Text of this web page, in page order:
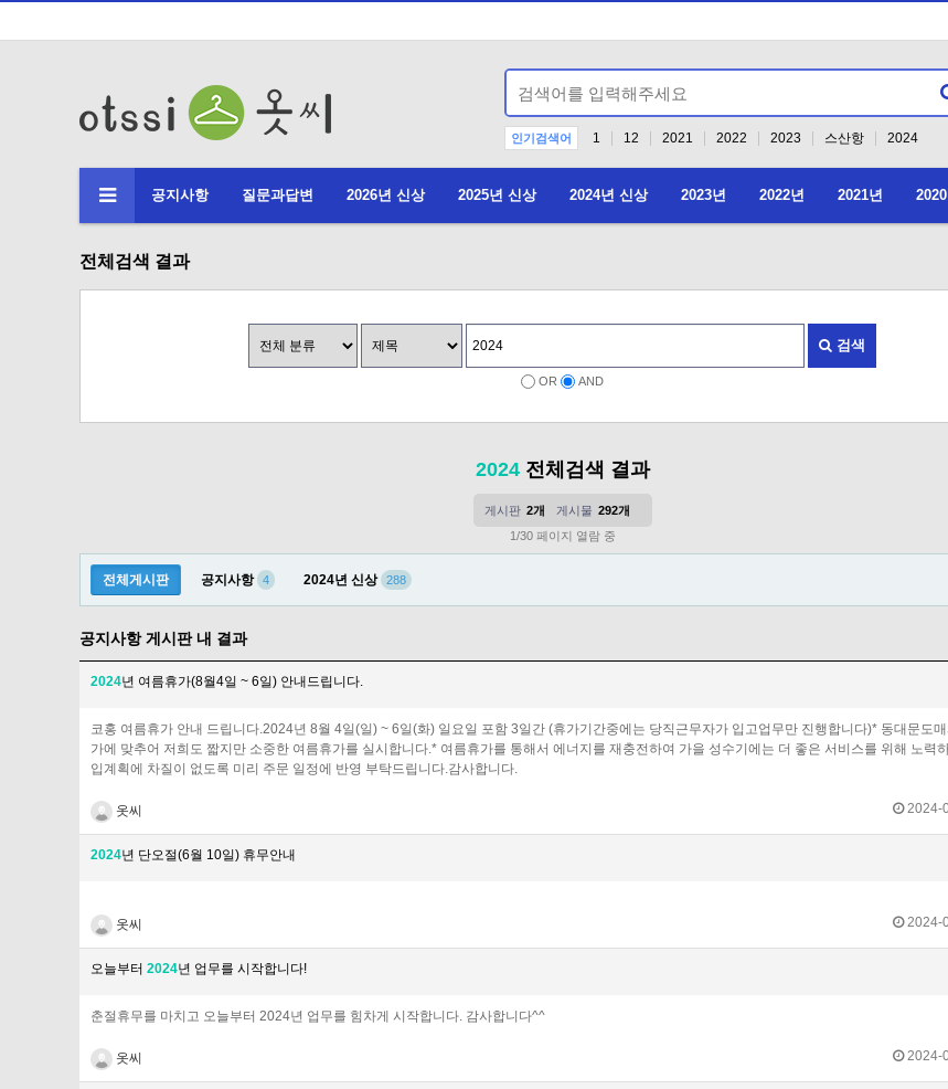
인기검색어 1 12 2021 2022 2023 스산항 2024
공지사항 질문과답변 2026년 신상 2025년 신상 2024년 신상 2023년 2022년 2021년
전체검색 결과
검색
OR AND
2024전체검색 결과
게시판 2개 게시물 292개
1/30 페이지 열람 중
전체게시판 공지사항 4 2024년 신상 288
공지사항 게시판 내 결과
2024년 여름휴가(8월4일 ~ 6일) 안내드립니다.
코홍 여름휴가 안내 드립니다.2024년 8월 4일(일) ~ 6일(화) 일요일 포함 3일간 (휴가기간중에는 당직근무자가 입고업무만 진행합니다)* 동대문도
가에 맞추어 저희도 짧지만 소중한 여름휴가를 실시합니다.* 여름휴가를 통해서 에너지를 재충전하여 가을 성수기에는 더 좋은 서비스를 위해 노력
입계획에 차질이 없도록 미리 주문 일정에 반영 부탁드립니다.감사합니다.
옷씨 2024-
2024년 단오절(6월 10일) 휴무안내
옷씨 2024-
오늘부터 2024년 업무를 시작합니다!
춘절휴무를 마치고 오늘부터 2024년 업무를 힘차게 시작합니다. 감사합니다^^
옷씨 2024-